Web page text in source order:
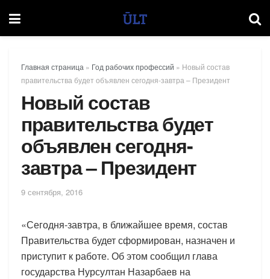
Главная страница » Год рабочих профессий » Новый состав
правительства будет объявлен сегодня-завтра – Президент
Новый состав
правительства будет
объявлен сегодня-
завтра – Президент
9 сентября, 2016
«Сегодня-завтра, в ближайшее время, состав
Правительства будет сформирован, назначен и
приступит к работе. Об этом сообщил глава
государства Нурсултан Назарбаев на